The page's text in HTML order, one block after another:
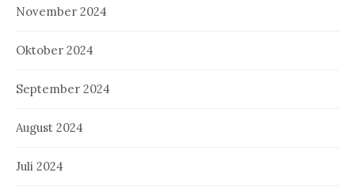
November 2024
Oktober 2024
September 2024
August 2024
Juli 2024